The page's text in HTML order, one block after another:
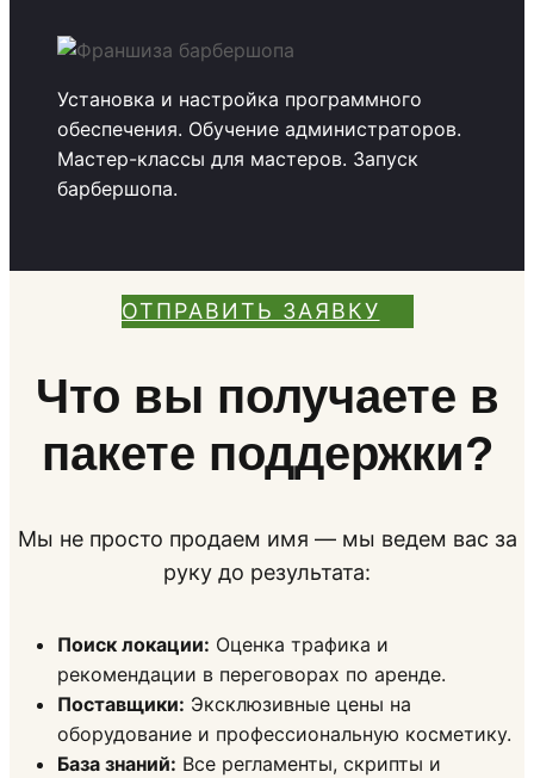
Установка и настройка программного
обеспечения. Обучение администраторов.
Мастер-классы для мастеров. Запуск
барбершопа.
ОТПРАВИТЬ ЗАЯВКУ
Что вы получаете в
пакете поддержки?
Мы не просто продаем имя — мы ведем вас за
руку до результата:
Поиск локации: Оценка трафика и
рекомендации в переговорах по аренде.
Поставщики: Эксклюзивные цены на
оборудование и профессиональную косметику.
База знаний: Все регламенты, скрипты и